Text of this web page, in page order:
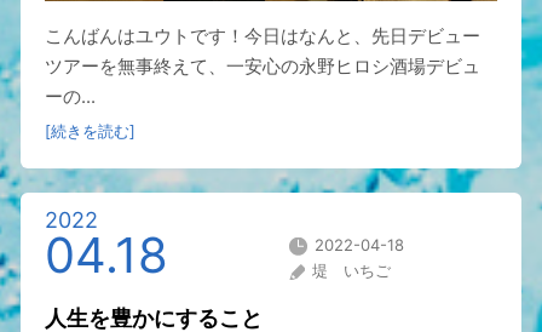
こんばんはユウトです！今日はなんと、先日デビュー
ツアーを無事終えて、一安心の永野ヒロシ酒場デビュ
ーの...
[続きを読む]
2022
04.18
2022-04-18
堤 いちご
人生を豊かにすること